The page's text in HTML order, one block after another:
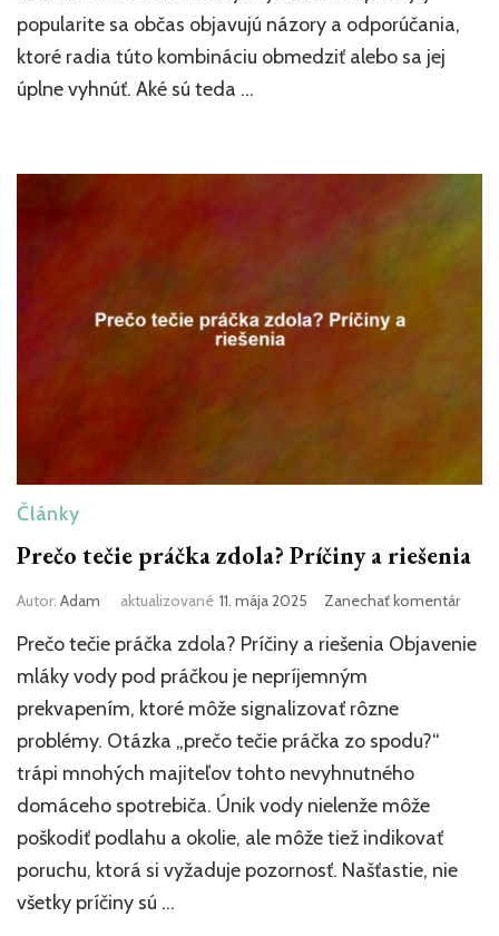
popularite sa občas objavujú názory a odporúčania,
ktoré radia túto kombináciu obmedziť alebo sa jej
úplne vyhnúť. Aké sú teda …
Články
Prečo tečie práčka zdola? Príčiny a riešenia
Autor: Adam aktualizované 11. mája 2025 Zanechať komentárk
Prečo
Prečo tečie práčka zdola? Príčiny a riešenia Objavenie
mláky vody pod práčkou je nepríjemným
prekvapením, ktoré môže signalizovať rôzne
problémy. Otázka „prečo tečie práčka zo spodu?“
trápi mnohých majiteľov tohto nevyhnutného
domáceho spotrebiča. Únik vody nielenže môže
poškodiť podlahu a okolie, ale môže tiež indikovať
poruchu, ktorá si vyžaduje pozornosť. Našťastie, nie
všetky príčiny sú …